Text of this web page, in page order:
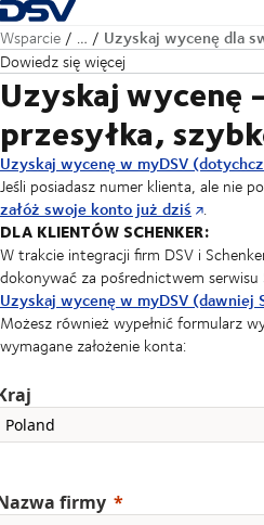
Cofnij do strony głównej
Wsparcie … Uzyskaj wycenę dla
Dowiedz się więcej
Uzyskaj wycenę
przesyłka,
Uzyskaj wycenę w myDSV
Jeśli posiadasz numer klienta, ale nie
załóż swoje konto już dziś .
DLA KLIENTÓW SCHENKER:
W trakcie integracji firm DSV i
dokonywać za pośrednictwem serwisu
Uzyskaj wycenę w myDSV (dawniej
Możesz również wypełnić formularz
wymagane założenie konta:
firmy